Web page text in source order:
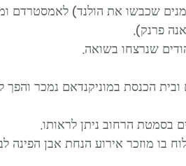
שכבשו את הולנד) לאמסטרדם
פרנק).
שנרצחו בשואה.
ובית הכנסת במוניקנדאם נמכר והפך
בסמטת הרחוב ניתן לראותו.
בו מוזכר אירוע הנחת אבן הפינה